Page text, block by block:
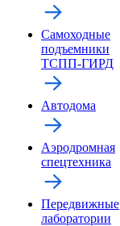
Самоходные
подъемники
ТСПП-ГИРД
Автодома
Аэродромная
спецтехника
Передвижные
лаборатории